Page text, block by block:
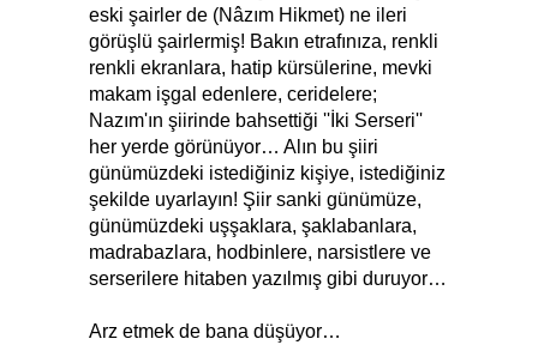
eski şairler de (Nâzım Hikmet) ne ileri
görüşlü şairlermiş! Bakın etrafınıza, renkli
renkli ekranlara, hatip kürsülerine, mevki
makam işgal edenlere, ceridelere;
Nazım'ın şiirinde bahsettiği ''İki Serseri''
her yerde görünüyor… Alın bu şiiri
günümüzdeki istediğiniz kişiye, istediğiniz
şekilde uyarlayın! Şiir sanki günümüze,
günümüzdeki uşşaklara, şaklabanlara,
madrabazlara, hodbinlere, narsistlere ve
serserilere hitaben yazılmış gibi duruyor…
Arz etmek de bana düşüyor…